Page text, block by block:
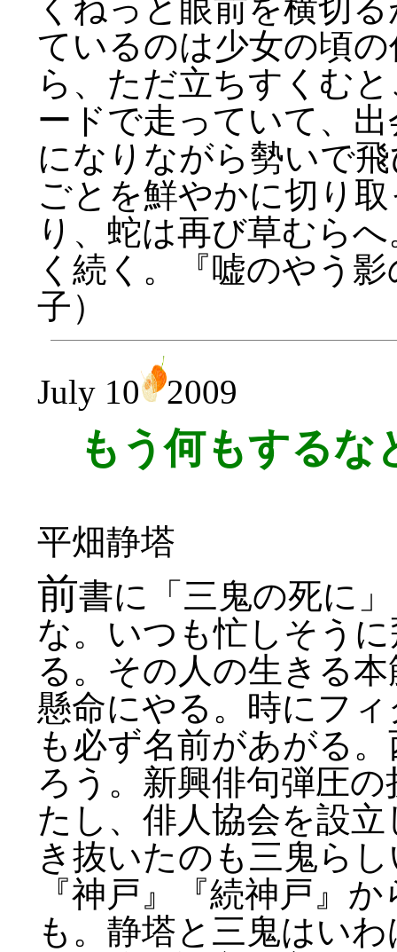
くねっと眼前を横切
ているのは少女の頃
ら、ただ立ちすくむ
ードで走っていて、
になりながら勢いで
ごとを鮮やかに切り
り、蛇は再び草むら
く続く。『嘘のやう
子）
July 10 2009
もう何もするな
平畑静塔
前書に「三鬼の死に
な。いつも忙しそう
る。その人の生きる
懸命にやる。時にフ
も必ず名前があがる
ろう。新興俳句弾圧
たし、俳人協会を設
き抜いたのも三鬼ら
『神戸』『続神戸』
も。静塔と三鬼はい